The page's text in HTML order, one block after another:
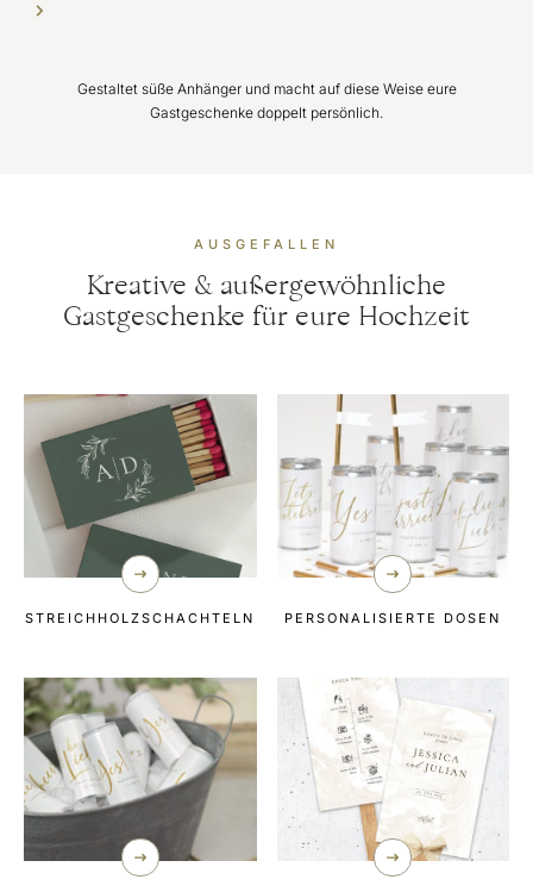
Gestaltet süße Anhänger und macht auf diese Weise eure
Gastgeschenke doppelt persönlich.
AUSGEFALLEN
Kreative & außergewöhnliche
Gastgeschenke für eure Hochzeit
STREICHHOLZSCHACHTELN PERSONALISIERTE DOSEN